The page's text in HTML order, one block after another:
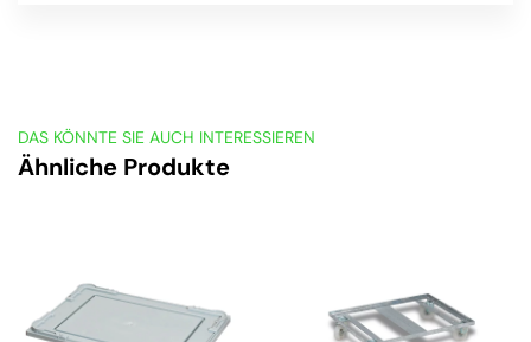
DAS KÖNNTE SIE AUCH INTERESSIEREN
Ähnliche Produkte